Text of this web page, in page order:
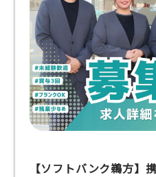
【ソフトバンク鵜方】